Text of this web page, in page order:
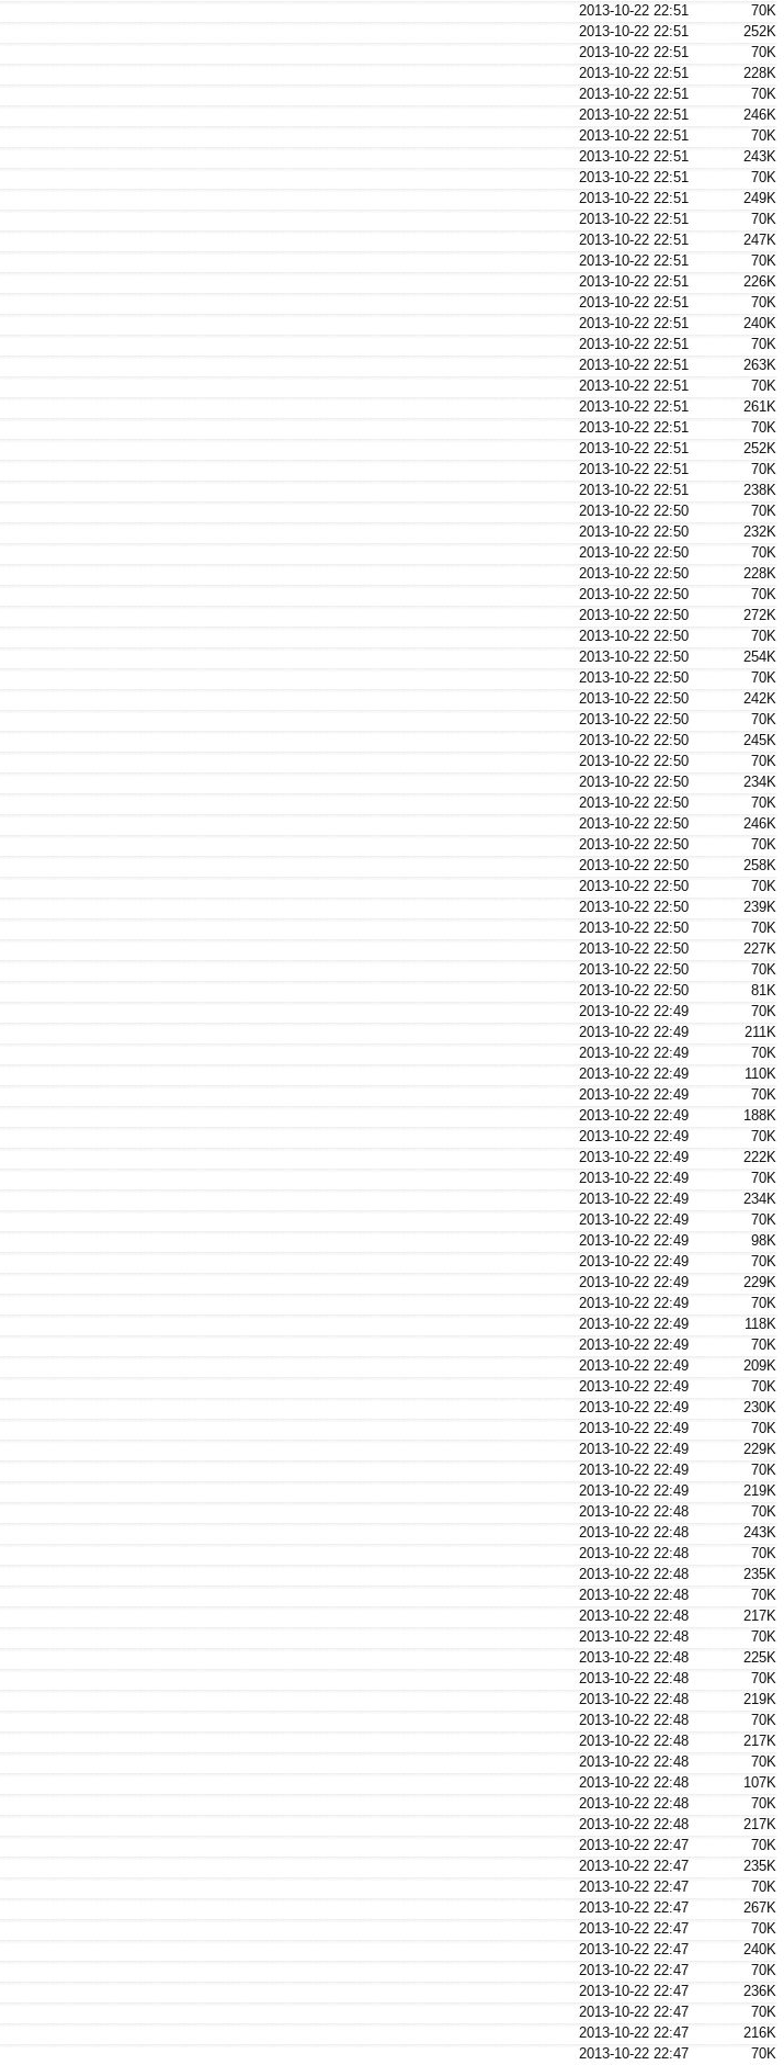
2013-10-22 22:51
70K
2013-10-22 22:51
252K
2013-10-22 22:51
70K
2013-10-22 22:51
228K
2013-10-22 22:51
70K
2013-10-22 22:51
246K
2013-10-22 22:51
70K
2013-10-22 22:51
243K
2013-10-22 22:51
70K
2013-10-22 22:51
249K
2013-10-22 22:51
70K
2013-10-22 22:51
247K
2013-10-22 22:51
70K
2013-10-22 22:51
226K
2013-10-22 22:51
70K
2013-10-22 22:51
240K
2013-10-22 22:51
70K
2013-10-22 22:51
263K
2013-10-22 22:51
70K
2013-10-22 22:51
261K
2013-10-22 22:51
70K
2013-10-22 22:51
252K
2013-10-22 22:51
70K
2013-10-22 22:51
238K
2013-10-22 22:50
70K
2013-10-22 22:50
232K
2013-10-22 22:50
70K
2013-10-22 22:50
228K
2013-10-22 22:50
70K
2013-10-22 22:50
272K
2013-10-22 22:50
70K
2013-10-22 22:50
254K
2013-10-22 22:50
70K
2013-10-22 22:50
242K
2013-10-22 22:50
70K
2013-10-22 22:50
245K
2013-10-22 22:50
70K
2013-10-22 22:50
234K
2013-10-22 22:50
70K
2013-10-22 22:50
246K
2013-10-22 22:50
70K
2013-10-22 22:50
258K
2013-10-22 22:50
70K
2013-10-22 22:50
239K
2013-10-22 22:50
70K
2013-10-22 22:50
227K
2013-10-22 22:50
70K
2013-10-22 22:50
81K
2013-10-22 22:49
70K
2013-10-22 22:49
211K
2013-10-22 22:49
70K
2013-10-22 22:49
110K
2013-10-22 22:49
70K
2013-10-22 22:49
188K
2013-10-22 22:49
70K
2013-10-22 22:49
222K
2013-10-22 22:49
70K
2013-10-22 22:49
234K
2013-10-22 22:49
70K
2013-10-22 22:49
98K
2013-10-22 22:49
70K
2013-10-22 22:49
229K
2013-10-22 22:49
70K
2013-10-22 22:49
118K
2013-10-22 22:49
70K
2013-10-22 22:49
209K
2013-10-22 22:49
70K
2013-10-22 22:49
230K
2013-10-22 22:49
70K
2013-10-22 22:49
229K
2013-10-22 22:49
70K
2013-10-22 22:49
219K
2013-10-22 22:48
70K
2013-10-22 22:48
243K
2013-10-22 22:48
70K
2013-10-22 22:48
235K
2013-10-22 22:48
70K
2013-10-22 22:48
217K
2013-10-22 22:48
70K
2013-10-22 22:48
225K
2013-10-22 22:48
70K
2013-10-22 22:48
219K
2013-10-22 22:48
70K
2013-10-22 22:48
217K
2013-10-22 22:48
70K
2013-10-22 22:48
107K
2013-10-22 22:48
70K
2013-10-22 22:48
217K
2013-10-22 22:47
70K
2013-10-22 22:47
235K
2013-10-22 22:47
70K
2013-10-22 22:47
267K
2013-10-22 22:47
70K
2013-10-22 22:47
240K
2013-10-22 22:47
70K
2013-10-22 22:47
236K
2013-10-22 22:47
70K
2013-10-22 22:47
216K
2013-10-22 22:47 70K